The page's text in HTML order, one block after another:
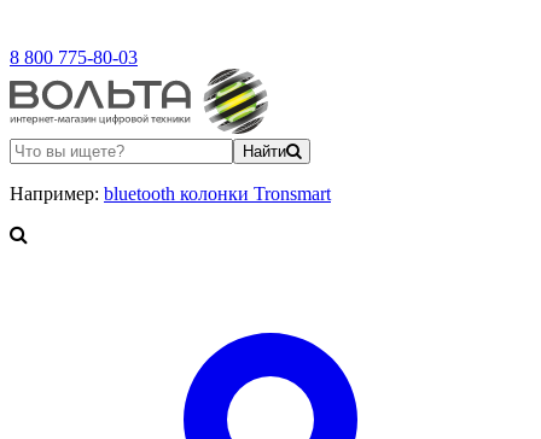
8 800 775-80-03
Найти
Например: bluetooth колонки Tronsmart